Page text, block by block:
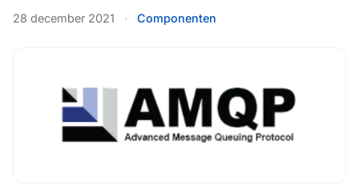
28 december 2021 · Componenten